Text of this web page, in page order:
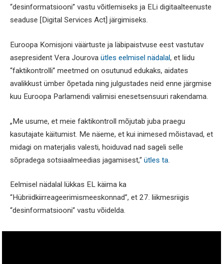
“desinformatsiooni” vastu võitlemiseks ja ELi digitaalteenuste
seaduse [Digital Services Act] järgimiseks.
Euroopa Komisjoni väärtuste ja läbipaistvuse eest vastutav
asepresident Vera Jourova ütles eelmisel nädalal, et liidu
“faktikontrolli” meetmed on osutunud edukaks, aidates
avalikkust ümber õpetada ning julgustades neid enne järgmise
kuu Euroopa Parlamendi valimisi enesetsensuuri rakendama.
„Me usume, et meie faktikontroll mõjutab juba praegu
kasutajate käitumist. Me näeme, et kui inimesed mõistavad, et
midagi on materjalis valesti, hoiduvad nad sageli selle
sõpradega sotsiaalmeedias jagamisest,“ ütles ta.
Eelmisel nädalal lükkas EL käima ka
“Hübriidkiirreageerimismeeskonnad”, et 27. liikmesriigis
“desinformatsiooni” vastu võidelda.